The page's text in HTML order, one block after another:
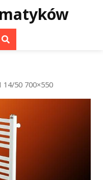
50 700×550